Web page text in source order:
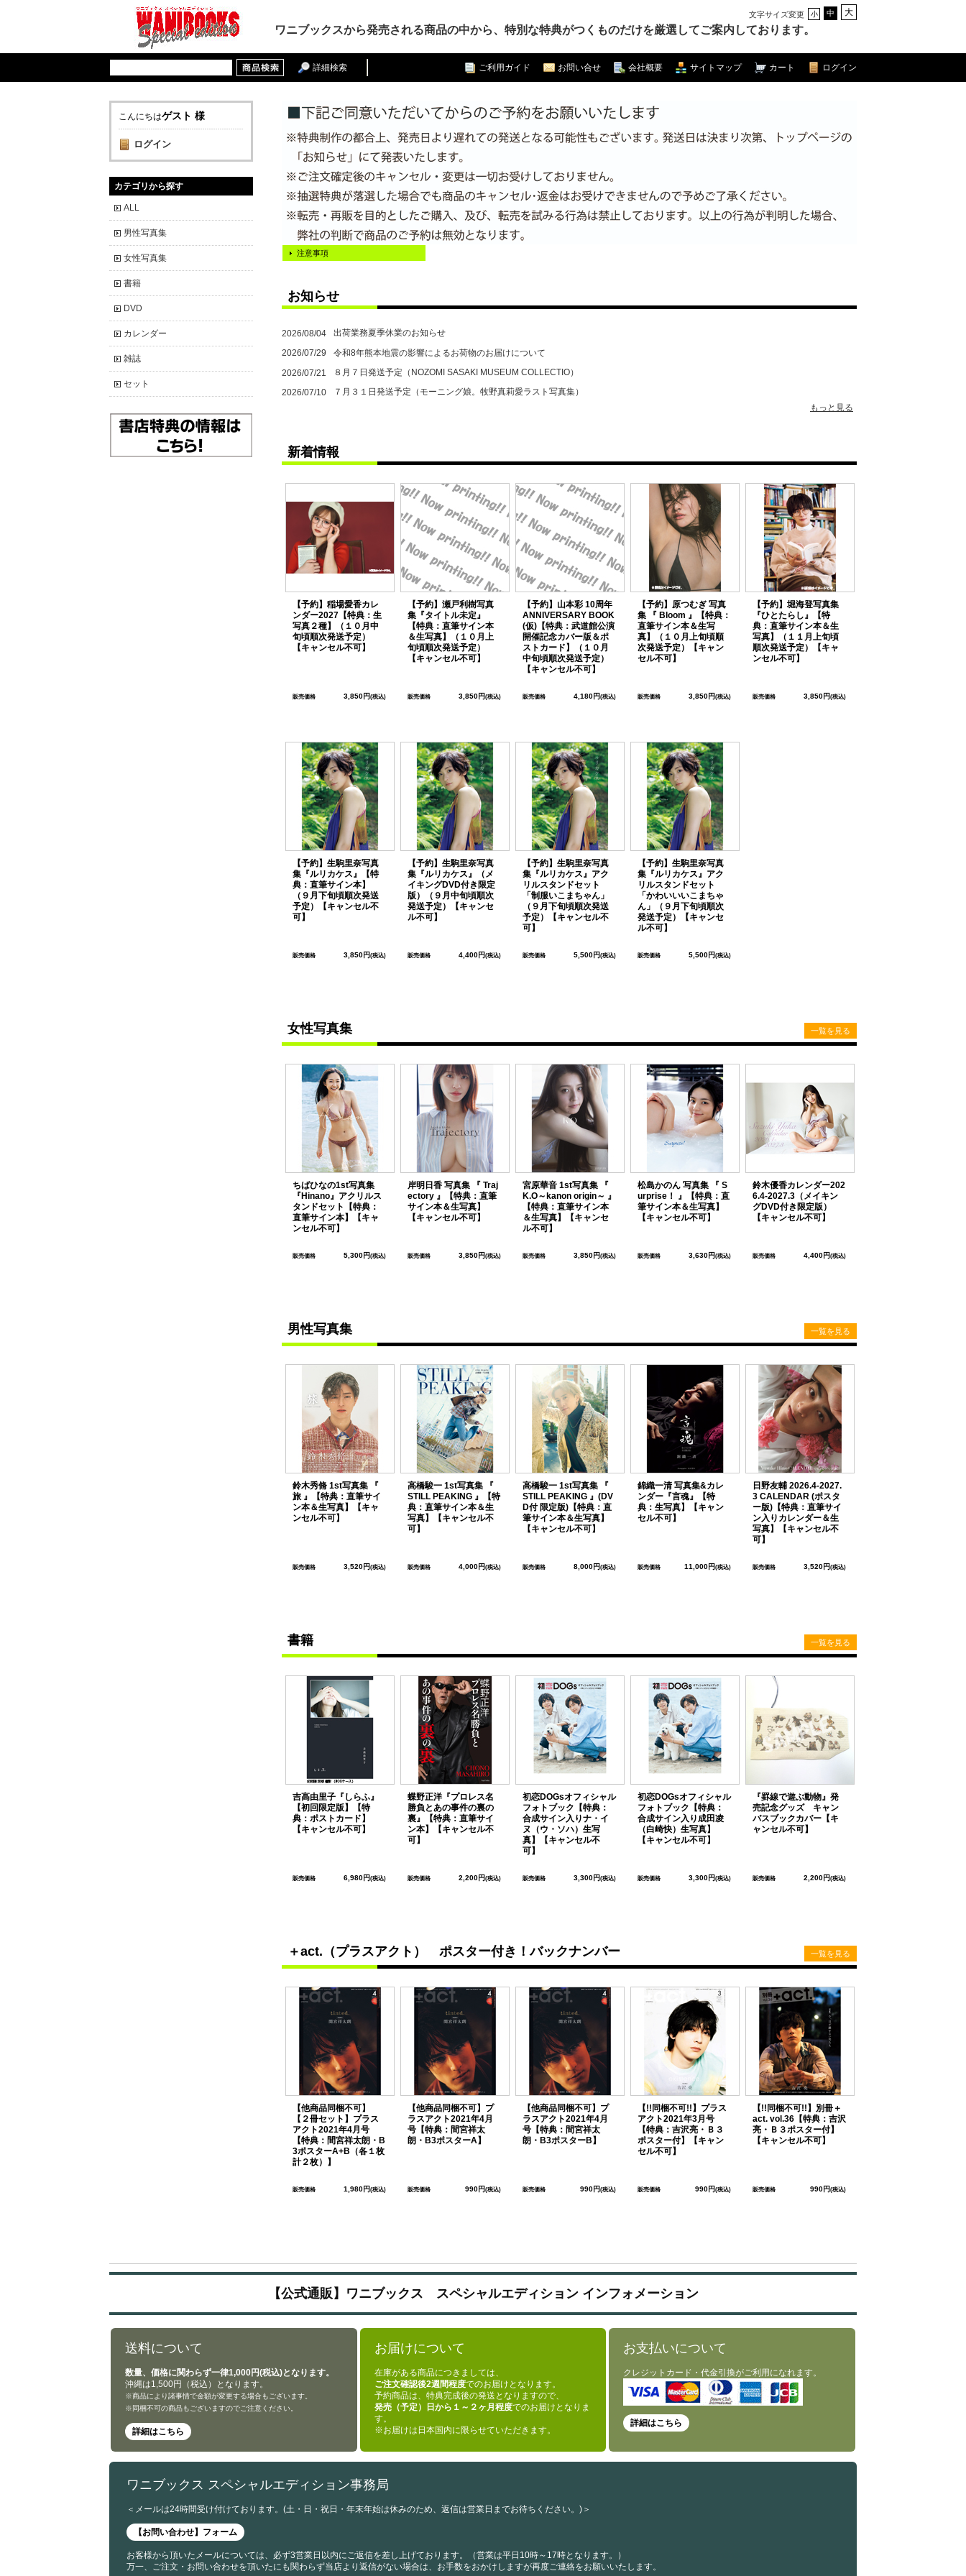
文字サイズ変更 小 中 大
ワニブックスから発売される商品の中から、特別な特典がつくものだけを厳選してご案内しております。
詳細検索 ログイン
カート
サイトマップ
会社概要
お問い合せ
ご利用ガイド
こんにちはゲスト 様
ログイン
カテゴリから探す
ALL
男性写真集
女性写真集
書籍
DVD
カレンダー
雑誌
セット
注意事項
お知らせ
2026/08/04 出荷業務夏季休業のお知らせ
2026/07/29 令和8年熊本地震の影響によるお荷物のお届けについて
2026/07/21 ８月７日発送予定（NOZOMI SASAKI MUSEUM COLLECTIO）
2026/07/10
７月３１日発送予定（モーニング娘。牧野真莉愛ラスト写真集）
もっと見る
新着情報
【予約】稲場愛香カレ
ンダー2027【特典：生
写真２種】（１０月中
旬頃順次発送予定）
【キャンセル不可】
販売価格 3,850円(税込)
【予約】瀬戸利樹写真
集『タイトル未定』
【特典：直筆サイン本
＆生写真】（１０月上
旬頃順次発送予定）
【キャンセル不可】
販売価格 3,850円(税込)
【予約】山本彩 10周年
ANNIVERSARY BOOK
(仮)【特典：武道館公演
開催記念カバー版＆ポ
ストカード】（１０月
中旬頃順次発送予定）
【キャンセル不可】
販売価格 4,180円(税込)
【予約】原つむぎ 写真
集 『 Bloom 』【特典：
直筆サイン本＆生写
真】（１０月上旬頃順
次発送予定）【キャン
セル不可】
販売価格 3,850円(税込)
【予約】堀海登写真集
『ひとたらし』【特
典：直筆サイン本＆生
写真】（１１月上旬頃
順次発送予定）【キャ
ンセル不可】
販売価格 3,850円(税込)
【予約】生駒里奈写真
集『ルリカケス』【特
典：直筆サイン本】
（９月下旬頃順次発送
予定）【キャンセル不
可】
販売価格 3,850円(税込)
【予約】生駒里奈写真
集『ルリカケス』（メ
イキングDVD付き限定
版）（９月中旬頃順次
発送予定）【キャンセ
ル不可】
販売価格 4,400円(税込)
【予約】生駒里奈写真
集『ルリカケス』アク
リルスタンドセット
「制服いこまちゃん」
（９月下旬頃順次発送
予定）【キャンセル不
可】
販売価格 5,500円(税込)
【予約】生駒里奈写真
集『ルリカケス』アク
リルスタンドセット
「かわいいいこまちゃ
ん」（９月下旬頃順次
発送予定）【キャンセ
ル不可】
販売価格 5,500円(税込)
一覧を見る
女性写真集
ちばひなの1st写真集
『Hinano』アクリルス
タンドセット【特典：
直筆サイン本】【キャ
ンセル不可】
販売価格 5,300円(税込)
岸明日香 写真集 『 Traj
ectory 』【特典：直筆
サイン本＆生写真】
【キャンセル不可】
販売価格 3,850円(税込)
宮原華音 1st写真集 『
K.O～kanon origin～ 』
【特典：直筆サイン本
＆生写真】【キャンセ
ル不可】
販売価格 3,850円(税込)
松島かのん 写真集 『 S
urprise！ 』【特典：直
筆サイン本＆生写真】
【キャンセル不可】
販売価格 3,630円(税込)
鈴木優香カレンダー202
6.4-2027.3（メイキン
グDVD付き限定版）
【キャンセル不可】
販売価格 4,400円(税込)
一覧を見る
男性写真集
鈴木秀脩 1st写真集 『
旅 』【特典：直筆サイ
ン本＆生写真】【キャ
ンセル不可】
販売価格 3,520円(税込)
高橋駿一 1st写真集 『
STILL PEAKING 』【特
典：直筆サイン本＆生
写真】【キャンセル不
可】
販売価格 4,000円(税込)
高橋駿一 1st写真集 『
STILL PEAKING 』(DV
D付 限定版)【特典：直
筆サイン本＆生写真】
【キャンセル不可】
販売価格 8,000円(税込)
錦織一清 写真集&カレ
ンダー『言魂』【特
典：生写真】【キャン
セル不可】
販売価格 11,000円(税込)
日野友輔 2026.4-2027.
3 CALENDAR (ポスタ
ー版)【特典：直筆サイ
ン入りカレンダー＆生
写真】【キャンセル不
可】
販売価格 3,520円(税込)
一覧を見る
書籍
吉高由里子『しらふ』
【初回限定版】【特
典：ポストカード】
【キャンセル不可】
販売価格 6,980円(税込)
蝶野正洋『プロレス名
勝負とあの事件の裏の
裏』【特典：直筆サイ
ン本】【キャンセル不
可】
販売価格 2,200円(税込)
初恋DOGsオフィシャル
フォトブック【特典：
合成サイン入りナ・イ
ヌ（ウ・ソハ）生写
真】【キャンセル不
可】
販売価格 3,300円(税込)
初恋DOGsオフィシャル
フォトブック【特典：
合成サイン入り成田凌
（白崎快）生写真】
【キャンセル不可】
販売価格 3,300円(税込)
『罫線で遊ぶ動物』発
売記念グッズ キャン
バスブックカバー【キ
ャンセル不可】
販売価格 2,200円(税込)
一覧を見る
＋act.（プラスアクト） ポスター付き！バックナンバー
【他商品同梱不可】
【２冊セット】プラス
アクト2021年4月号
【特典：間宮祥太朗・B
3ポスターA+B（各１枚
計２枚）】
販売価格 1,980円(税込)
【他商品同梱不可】プ
ラスアクト2021年4月
号【特典：間宮祥太
朗・B3ポスターA】
販売価格 990円(税込)
【他商品同梱不可】プ
ラスアクト2021年4月
号【特典：間宮祥太
朗・B3ポスターB】
販売価格 990円(税込)
【!!同梱不可!!】プラス
アクト2021年3月号
【特典：吉沢亮・Ｂ３
ポスター付】【キャン
セル不可】
販売価格 990円(税込)
【!!同梱不可!!】別冊＋
act. vol.36【特典：吉沢
亮・Ｂ３ポスター付】
【キャンセル不可】
販売価格 990円(税込)
【公式通販】ワニブックス スペシャルエディション インフォメーション
送料について
数量、価格に関わらず一律1,000円(税込)となります。
沖縄は1,500円（税込）となります。
※商品により諸事情で金額が変更する場合もございます。
※同梱不可の商品もございますのでご注意ください。
詳細はこちら
お届けについて
在庫がある商品につきましては、
ご注文確認後2週間程度でのお届けとなります。
予約商品は、特典完成後の発送となりますので、
発売（予定）日から１～２ヶ月程度でのお届けとなりま
す。
※お届けは日本国内に限らせていただきます。
お支払いについて
クレジットカード・代金引換がご利用になれます。
詳細はこちら
ワニブックス スペシャルエディション事務局
＜メールは24時間受け付けております。(土・日・祝日・年末年始は休みのため、返信は営業日までお待ちください。)＞
【お問い合わせ】フォーム
お客様から頂いたメールについては、必ず3営業日以内にご返信を差し上げております。（営業は平日10時～17時となります。）
万一、ご注文・お問い合わせを頂いたにも関わらず当店より返信がない場合は、お手数をおかけしますが再度ご連絡をお願いいたします。